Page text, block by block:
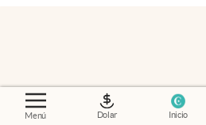
Menú Dolar Inicio